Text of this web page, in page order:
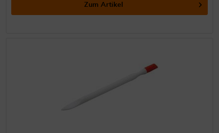
Zum Artikel